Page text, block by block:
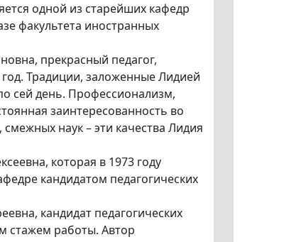
одной из старейших кафедр
факультета иностранных
прекрасный педагог,
год. Традиции, заложенные Лидией
сей день. Профессионализм,
заинтересованность во
наук – эти качества Лидия
которая в 1973 году
кандидатом педагогических
кандидат педагогических
стажем работы. Автор